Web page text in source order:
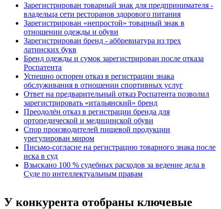
Зарегистрирован товарный знак для предпринимателя -
владельца сети ресторанов здорового питания
Зарегистрирован «непростой» товарный знак в
отношении одежды и обуви
Зарегистрирован бренд - аббревиатура из трех
латинских букв
Бренд одежды и сумок зарегистрирован после отказа
Роспатента
Успешно оспорен отказ в регистрации знака
обслуживания в отношении спортивных услуг
Ответ на предварительный отказ Роспатента позволил
зарегистрировать «итальянский» бренд
Преодолён отказ в регистрации бренда для
ортопедической и медицинской обуви
Спор производителей пищевой продукции
урегулирован миром
Письмо-согласие на регистрацию товарного знака после
иска в суд
Взыскано 100 % судебных расходов за ведение дела в
Суде по интеллектуальным правам
У конкурента отобраны ключевые